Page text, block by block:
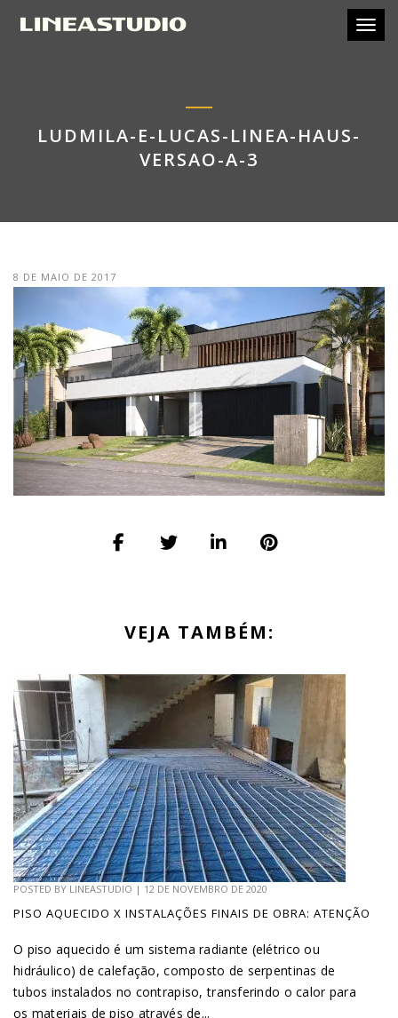
LUDMILA-E-LUCAS-LINEA-HAUS-
VERSAO-A-3
8 DE MAIO DE 2017
VEJA TAMBÉM:
POSTED BY LINEASTUDIO | 12 DE NOVEMBRO DE 2020
PISO AQUECIDO X INSTALAÇÕES FINAIS DE OBRA: ATENÇÃO
O piso aquecido é um sistema radiante (elétrico ou
hidráulico) de calefação, composto de serpentinas de
tubos instalados no contrapiso, transferindo o calor para
os materiais de piso através de...